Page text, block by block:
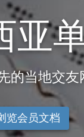
亚
的当地交友
览会员文档